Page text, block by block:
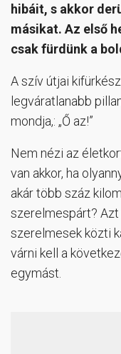
hibáit, s akkor
másikat. Az első
csak fürdünk a
A szív útjai
legváratlanabb
mondja,: „Ő az!”
Nem nézi az
van akkor, ha
akár több száz
szerelmespárt?
szerelmesek közti
várni kell a
egymást.